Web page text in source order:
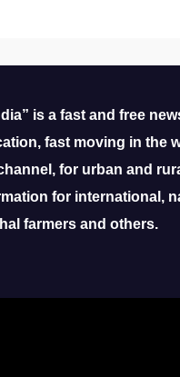
is a fast and free
fast moving in the
for urban and
for international,
farmers and others.